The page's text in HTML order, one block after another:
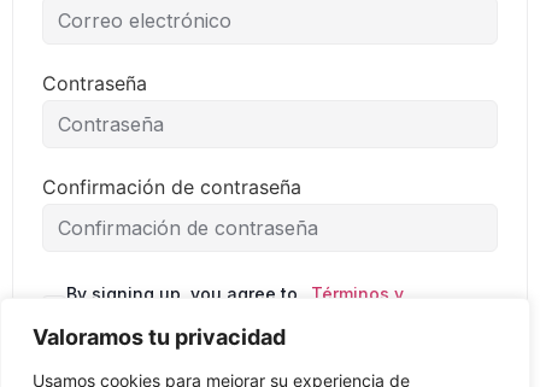
Valoramos tu privacidad
Usamos cookies para mejorar su experiencia de
Contraseña
Confirmación de contraseña
By signing up, you agree to
Términos y